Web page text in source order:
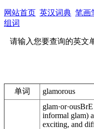
网站首页 英汉词典 笔画
组词
请输入您要查询的英文
单词 glamorous
glam·or·ousBrE
informal glam)
exciting, and